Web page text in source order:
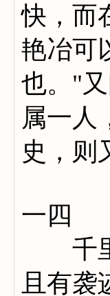
快，而
艳冶可
也。"
属一人
史，则
一四
千里
且有